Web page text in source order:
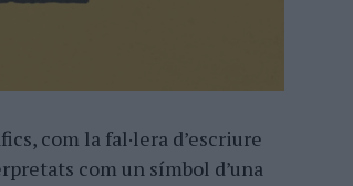
com la fal·lera d’escriure
com un símbol d’una